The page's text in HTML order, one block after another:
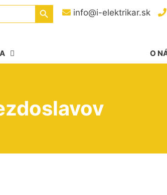
info@i-elektrikar.sk
Search Button
O